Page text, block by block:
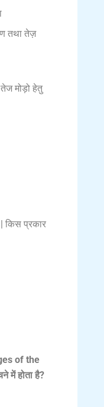
तथा तेज़
मोड़ो हेतु
प्रकार
of the
में होता है?